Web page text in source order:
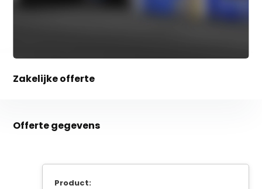
Zakelijke offerte
Offerte gegevens
Product: